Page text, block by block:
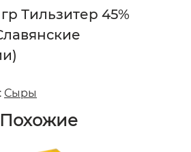
Тильзитер 45%
Сыры
Похожие